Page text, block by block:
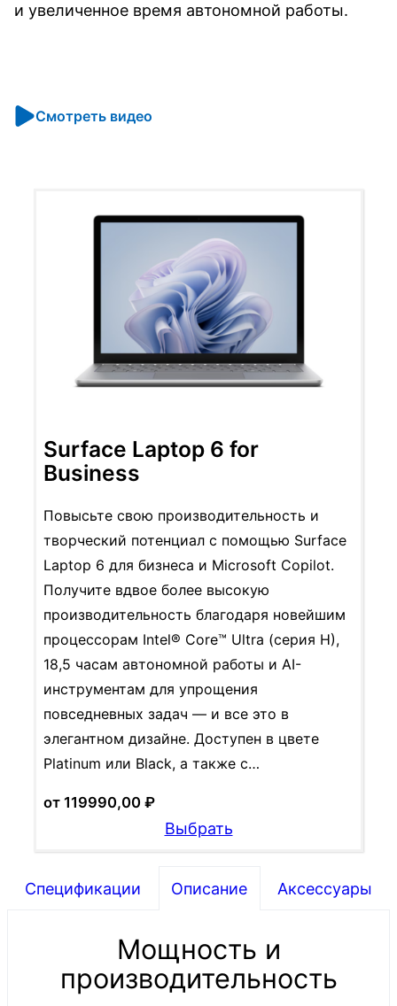
и увеличенное время автономной работы.
Смотреть видео
Surface Laptop 6 for
Business
Повысьте свою производительность и
творческий потенциал с помощью Surface
Laptop 6 для бизнеса и Microsoft Copilot.
Получите вдвое более высокую
производительность благодаря новейшим
процессорам Intel® Core™ Ultra (серия H),
18,5 часам автономной работы и AI-
инструментам для упрощения
повседневных задач — и все это в
элегантном дизайне. Доступен в цвете
Platinum или Black, а также с…
от 119990,00 ₽
Выбрать
Спецификации Описание Аксессуары
Intel® Core™ Ultra
5 Processor 135H
Мощность и
производительность